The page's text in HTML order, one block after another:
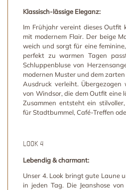
Klassisch-lässige Eleganz:
Im Frühjahr vereint dieses Outfit
mit modernem Flair. Der beige
weich und sorgt für eine
perfekt zu warmen Tagen
Schluppenbluse von
modernen Muster und dem
Ausdruck verleiht. Übergezogen
von Windsor, die dem Outfit eine
Zusammen entsteht ein
für Stadtbummel, Café-Treffen
LOOK 4
Lebendig & charmant:
Unser 4. Look bringt gute Laune
in jeden Tag. Die Jeanshose